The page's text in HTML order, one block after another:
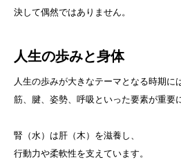
決して偶然ではありません。
人生の歩みと身体
人生の歩みが大きなテーマとなる時期に
筋、腱、姿勢、呼吸といった要素が重要
腎（水）は肝（木）を滋養し、
行動力や柔軟性を支えています。